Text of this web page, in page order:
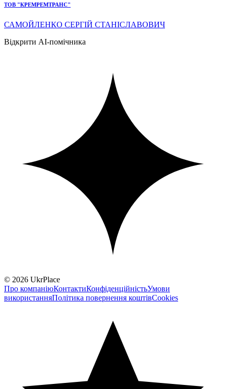
ТОВ "КРЕМРЕМТРАНС"
САМОЙЛЕНКО СЕРГІЙ СТАНІСЛАВОВИЧ
Відкрити AI-помічника
© 2026 UkrPlace
Про компаніюКонтактиКонфіденційністьУмови
використанняПолітика повернення коштівCookies